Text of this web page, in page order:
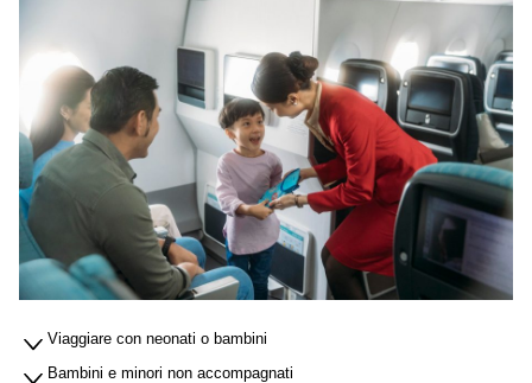
Viaggiare con neonati o bambini
Bambini e minori non accompagnati